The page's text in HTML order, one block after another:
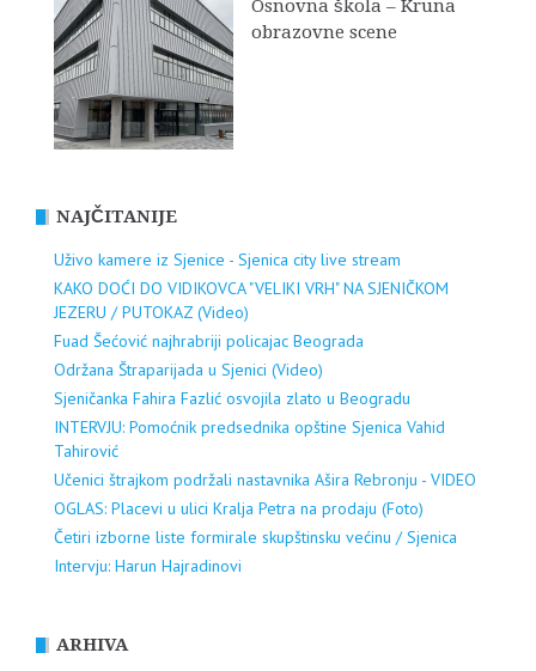
Osnovna škola – Kruna
obrazovne scene
NAJČITANIJE
Uživo kamere iz Sjenice - Sjenica city live stream
KAKO DOĆI DO VIDIKOVCA "VELIKI VRH" NA SJENIČKOM
JEZERU / PUTOKAZ (Video)
Fuad Šećović najhrabriji policajac Beograda
Održana Štraparijada u Sjenici (Video)
Sjeničanka Fahira Fazlić osvojila zlato u Beogradu
INTERVJU: Pomoćnik predsednika opštine Sjenica Vahid
Tahirović
Učenici štrajkom podržali nastavnika Ašira Rebronju - VIDEO
OGLAS: Placevi u ulici Kralja Petra na prodaju (Foto)
Četiri izborne liste formirale skupštinsku većinu / Sjenica
Intervju: Harun Hajradinovi
ARHIVA